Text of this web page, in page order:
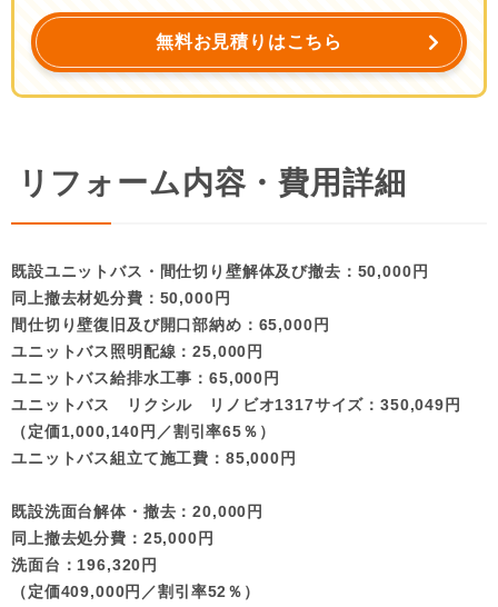
無料お見積りはこちら
リフォーム内容・費用詳細
既設ユニットバス・間仕切り壁解体及び撤去：50,000円
同上撤去材処分費：50,000円
間仕切り壁復旧及び開口部納め：65,000円
ユニットバス照明配線：25,000円
ユニットバス給排水工事：65,000円
ユニットバス リクシル リノビオ1317サイズ：350,049円
（定価1,000,140円／割引率65％）
ユニットバス組立て施工費：85,000円
既設洗面台解体・撤去：20,000円
同上撤去処分費：25,000円
洗面台：196,320円
（定価409,000円／割引率52％）